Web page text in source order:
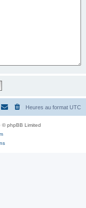
Heures au format UTC
© phpBB Limited